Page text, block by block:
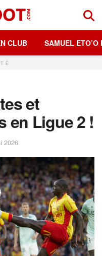
CLUB SAMUEL ETO’O
et
en Ligue 2 !
2026